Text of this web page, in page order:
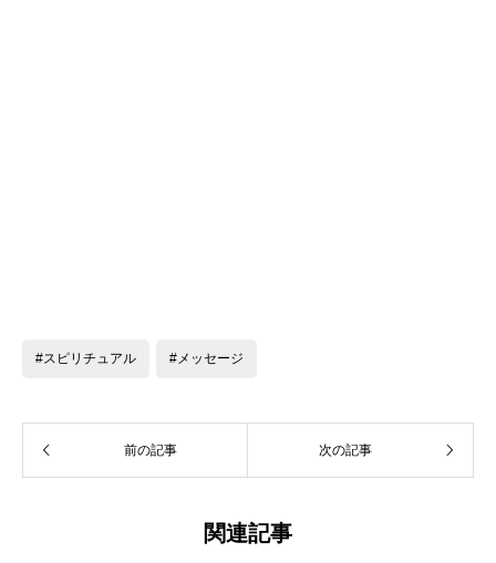
#スピリチュアル #メッセージ
前の記事 次の記事
関連記事